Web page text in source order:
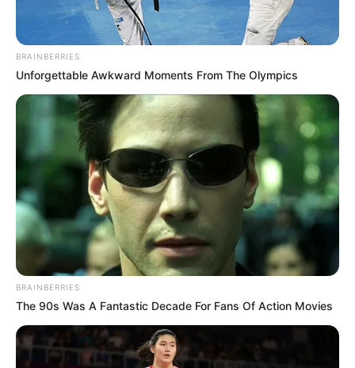
BRAINBERRIES
Unforgettable Awkward Moments From The Olympics
BRAINBERRIES
The 90s Was A Fantastic Decade For Fans Of Action Movies